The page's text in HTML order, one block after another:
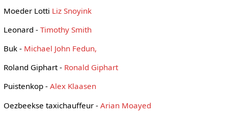
Moeder Lotti Liz Snoyink
Leonard - Timothy Smith
Buk - Michael John Fedun,
Roland Giphart - Ronald Giphart
Puistenkop - Alex Klaasen
Oezbeekse taxichauffeur - Arian Moayed